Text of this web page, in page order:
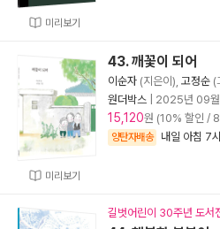
미리보기
미리보기
43. 깨꽃이 되어
이순자 (지은이), 고정순 (
원더박스
2025년 09월
15,120원 (10% 할인 /
양탄자배송 내일 아침 7시
길벗어린이 30주년 도서